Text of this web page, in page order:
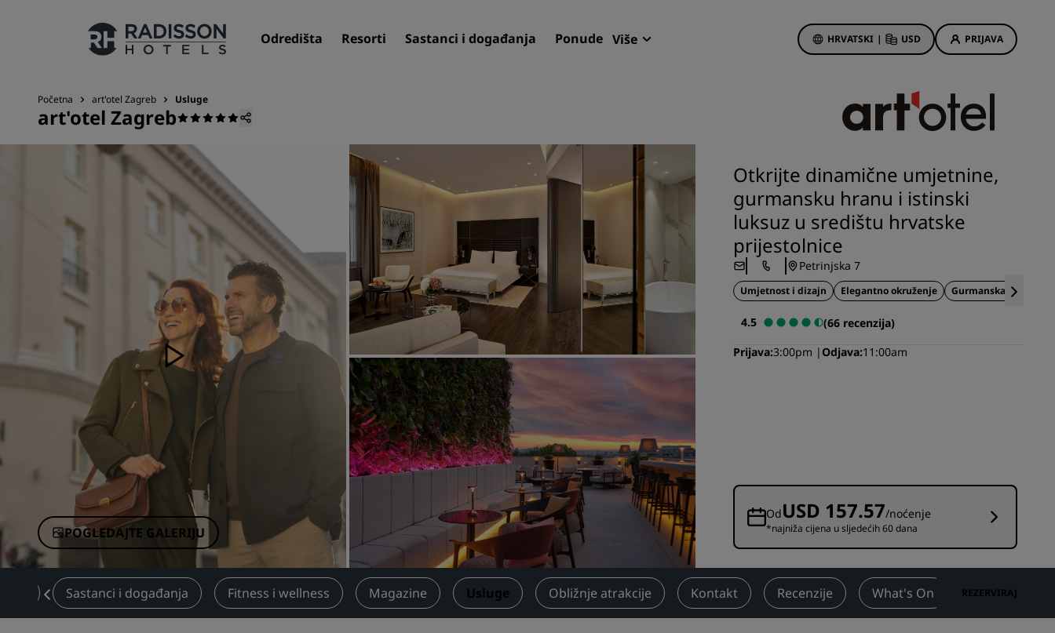
Odredišta Resorti Sastanci i događanja Ponude Više HRVATSKI | USD PRIJAVA
Naši brendovi
Brendovi Radisson Hotels
Povezani brendovi u Kini
Odredišta
Resorti
Novi i budući hoteli
Sastanke i događanja
Otkrijte Radisson Meetings
Rezervirajte prostor za sastanke
Odredišta za događanja
Industrijska rješenja
Pretraži letove
Pretraži letove
Objedovanje
Potražite restoran
Digitalne usluge
Hotelske ponude
Prvi je put uvijek posebno
Ponude dana
Rezervirajte unaprijed
Pogledajte naše pakete
Ideje za putovanja
Hoteli prilagođeni obiteljima
Rad Pets
Posjetite naš blog
Radisson Rewards
Otkrijte program Radisson
Rewards
Pogodnosti
Početna art'otel Zagreb Usluge
art'otel Zagreb
POGLEDAJTE GALERIJU
Otkrijte dinamične umjetnine,
gurmansku hranu i istinski
luksuz u središtu hrvatske
prijestolnice
Petrinjska 7
Umjetnost i dizajn Elegantno okruženje Gurmanska kuhinja
4.5
(66 recenzija)
Prijava 3:00pm Odjava 11:00am
OdUSD 157.57/noćenje
*najniža cijena u sljedećih 60 dana
Sastanci i događanja Fitness i wellness Magazine Usluge Obližnje atrakcije Kontakt Recenzije What's On REZERVIRAJ